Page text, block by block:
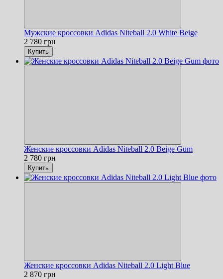
Мужские кроссовки Adidas Niteball 2.0 White Beige
2 780 грн
Купить
Женские кроссовки Adidas Niteball 2.0 Beige Gum
2 780 грн
Купить
Женские кроссовки Adidas Niteball 2.0 Light Blue
2 870 грн